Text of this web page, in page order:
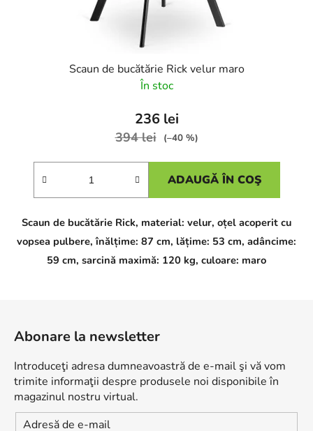
Scaun de bucătărie Rick velur maro
În stoc
236 lei
394 lei (–40 %)
ADAUGĂ ÎN COŞ
Scaun de bucătărie Rick, material: velur, oțel acoperit cu
vopsea pulbere, înălțime: 87 cm, lățime: 53 cm, adâncime:
59 cm, sarcină maximă: 120 kg, culoare: maro
Abonare la newsletter
Introduceţi adresa dumneavoastră de e-mail şi vă vom
trimite informaţii despre produsele noi disponibile în
magazinul nostru virtual.
Adresă de e-mail